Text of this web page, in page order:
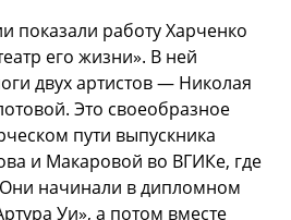
показали работу Харченко
его жизни». В ней
двух артистов — Николая
Это своеобразное
пути выпускника
и Макаровой во ВГИКе, где
начинали в дипломном
Уи», а потом вместе